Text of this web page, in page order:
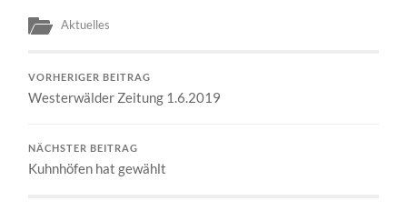
Aktuelles
VORHERIGER BEITRAG
Westerwälder Zeitung 1.6.2019
NÄCHSTER BEITRAG
Kuhnhöfen hat gewählt